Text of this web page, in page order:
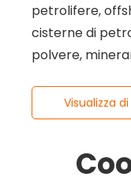
petrolifere,
cisterne di
polvere,
Visualizza